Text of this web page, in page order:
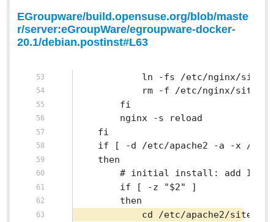
EGroupware/build.opensuse.org/blob/maste
r/server:eGroupWare/egroupware-docker-
20.1/debian.postinst#L63
ln -fs /etc/nginx/
rm -f /etc/nginx/
		fi
		nginx -s reload
	fi
if [ -d /etc/apache2 -a -x /
	then
# initial install: add
		if [ -z "$2" ]
		then
cd /etc/apache2/sites-